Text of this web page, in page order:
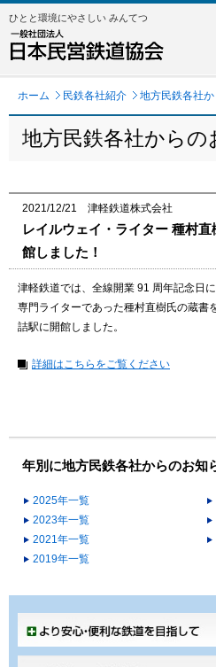
ひとと環境にやさしい みんてつ
ホーム 民鉄各社紹介 地方民鉄各社
地方民鉄各社からの
2021/12/21 津軽鉄道株式会社
レイルウェイ・ライター 種村
館しました！
津軽鉄道では、全線開業 91 周年記念日
専門ライターであった種村直樹氏の蔵書
詰駅に開館しました。
詳細はこちらをご覧ください
年別に地方民鉄各社からのお知
2025年一覧
2023年一覧
2021年一覧
2019年一覧